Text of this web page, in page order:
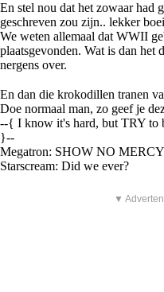
En stel nou dat het zowaar had
geschreven zou zijn.. lekker
We weten allemaal dat WWII
plaatsgevonden. Wat is dan het
nergens over.
En dan die krokodillen tranen
Doe normaal man, zo geef je
--{ I know it's hard, but TRY to
}--
Megatron: SHOW NO
Starscream: Did we ever?
▼